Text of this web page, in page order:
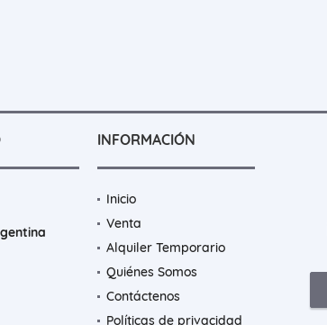
INFORMACIÓN
Inicio
Venta
Alquiler Temporario
Quiénes Somos
Contáctenos
Políticas de privacidad